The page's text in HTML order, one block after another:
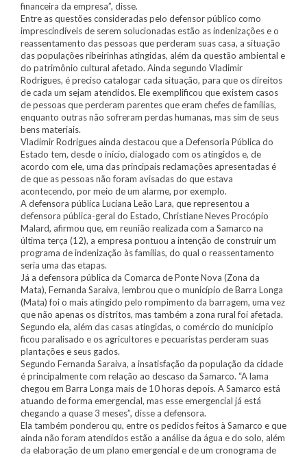
financeira da empresa”, disse.
Entre as questões consideradas pelo defensor público como
imprescindíveis de serem solucionadas estão as indenizações e o
reassentamento das pessoas que perderam suas casa, a situação
das populações ribeirinhas atingidas, além da questão ambiental e
do patrimônio cultural afetado. Ainda segundo Vladimir
Rodrigues, é preciso catalogar cada situação, para que os direitos
de cada um sejam atendidos. Ele exemplificou que existem casos
de pessoas que perderam parentes que eram chefes de famílias,
enquanto outras não sofreram perdas humanas, mas sim de seus
bens materiais.
Vladimir Rodrigues ainda destacou que a Defensoria Pública do
Estado tem, desde o início, dialogado com os atingidos e, de
acordo com ele, uma das principais reclamações apresentadas é
de que as pessoas não foram avisadas do que estava
acontecendo, por meio de um alarme, por exemplo.
A defensora pública Luciana Leão Lara, que representou a
defensora pública-geral do Estado, Christiane Neves Procópio
Malard, afirmou que, em reunião realizada com a Samarco na
última terça (12), a empresa pontuou a intenção de construir um
programa de indenização às famílias, do qual o reassentamento
seria uma das etapas.
Já a defensora pública da Comarca de Ponte Nova (Zona da
Mata), Fernanda Saraiva, lembrou que o município de Barra Longa
(Mata) foi o mais atingido pelo rompimento da barragem, uma vez
que não apenas os distritos, mas também a zona rural foi afetada.
Segundo ela, além das casas atingidas, o comércio do município
ficou paralisado e os agricultores e pecuaristas perderam suas
plantações e seus gados.
Segundo Fernanda Saraiva, a insatisfação da população da cidade
é principalmente com relação ao descaso da Samarco. “A lama
chegou em Barra Longa mais de 10 horas depois. A Samarco está
atuando de forma emergencial, mas esse emergencial já está
chegando a quase 3 meses”, disse a defensora.
Ela também ponderou qu, entre os pedidos feitos à Samarco e que
ainda não foram atendidos estão a análise da água e do solo, além
da elaboração de um plano emergencial e de um cronograma de